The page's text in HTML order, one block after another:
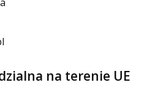
na terenie UE